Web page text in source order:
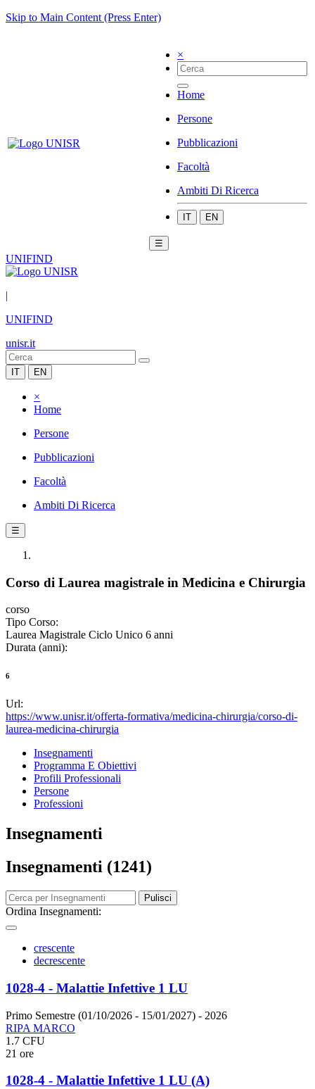
Skip to Main Content (Press Enter)
×
Home
Persone
Pubblicazioni
Facoltà
Ambiti Di Ricerca
IT EN
☰
UNIFIND
|
UNIFIND
unisr.it
IT EN
×
Home
Persone
Pubblicazioni
Facoltà
Ambiti Di Ricerca
☰
Corso di Laurea magistrale in Medicina e Chirurgia
corso
Tipo Corso:
Laurea Magistrale Ciclo Unico 6 anni
Durata (anni):
6
Url:
https://www.unisr.it/offerta-formativa/medicina-chirurgia/corso-di-
laurea-medicina-chirurgia
Insegnamenti
Programma E Obiettivi
Profili Professionali
Persone
Professioni
Insegnamenti
Insegnamenti (1241)
Pulisci
Ordina Insegnamenti:
crescente
decrescente
1028-4 - Malattie Infettive 1 LU
Primo Semestre (01/10/2026 - 15/01/2027) - 2026
RIPA MARCO
1.7 CFU
21 ore
1028-4 - Malattie Infettive 1 LU (A)